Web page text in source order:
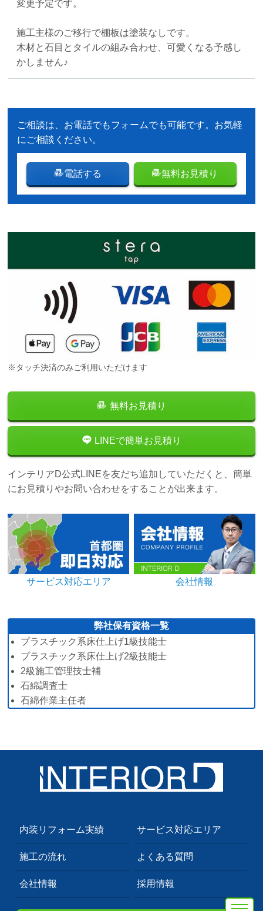
変更予定です。
施工主様のご移行で棚板は塗装なしです。
木材と石目とタイルの組み合わせ、可愛くなる予感し
かしません♪
ご相談は、お電話でもフォームでも可能です。お気軽
にご相談ください。
電話する 無料お見積り
※タッチ決済のみご利用いただけます
無料お見積り
LINEで簡単お見積り
インテリアD公式LINEを友だち追加していただくと、簡単
にお見積りやお問い合わせをすることが出来ます。
サービス対応エリア 会社情報
弊社保有資格一覧
プラスチック系床仕上げ1級技能士
プラスチック系床仕上げ2級技能士
2級施工管理技士補
石綿調査士
石綿作業主任者
内装リフォーム実績 サービス対応エリア
施工の流れ よくある質問
会社情報 採用情報